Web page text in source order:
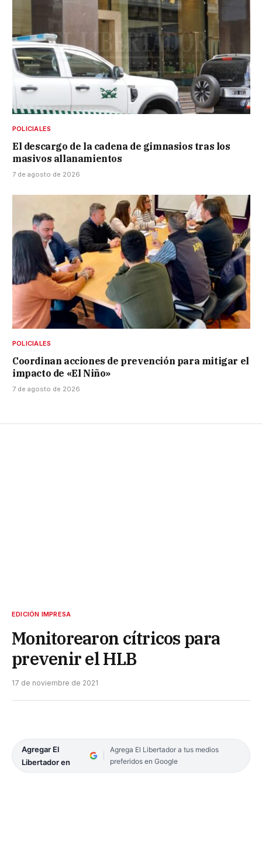
POLICIALES
El descargo de la cadena de gimnasios tras los
masivos allanamientos
7 de agosto de 2026
POLICIALES
Coordinan acciones de prevención para mitigar el
impacto de «El Niño»
7 de agosto de 2026
EDICIÓN IMPRESA
Monitorearon cítricos para
prevenir el HLB
17 de noviembre de 2021
Agregar El
Libertador en
Agrega El Libertador a tus medios
preferidos en Google